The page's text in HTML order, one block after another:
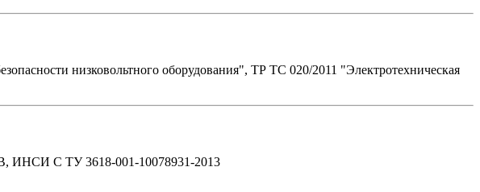
низковольтного оборудования", ТР ТС 020/2011 "Электротехническая
ИНСИ С ТУ 3618-001-10078931-2013